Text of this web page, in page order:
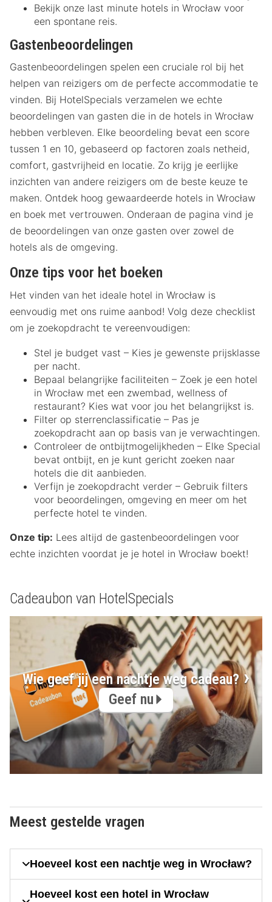
Bekijk onze last minute hotels in Wrocław voor
een spontane reis.
Gastenbeoordelingen
Gastenbeoordelingen spelen een cruciale rol bij het
helpen van reizigers om de perfecte accommodatie te
vinden. Bij HotelSpecials verzamelen we echte
beoordelingen van gasten die in de hotels in Wrocław
hebben verbleven. Elke beoordeling bevat een score
tussen 1 en 10, gebaseerd op factoren zoals netheid,
comfort, gastvrijheid en locatie. Zo krijg je eerlijke
inzichten van andere reizigers om de beste keuze te
maken. Ontdek hoog gewaardeerde hotels in Wrocław
en boek met vertrouwen. Onderaan de pagina vind je
de beoordelingen van onze gasten over zowel de
hotels als de omgeving.
Onze tips voor het boeken
Het vinden van het ideale hotel in Wrocław is
eenvoudig met ons ruime aanbod! Volg deze checklist
om je zoekopdracht te vereenvoudigen:
Stel je budget vast – Kies je gewenste prijsklasse
per nacht.
Bepaal belangrijke faciliteiten – Zoek je een hotel
in Wrocław met een zwembad, wellness of
restaurant? Kies wat voor jou het belangrijkst is.
Filter op sterrenclassificatie – Pas je
zoekopdracht aan op basis van je verwachtingen.
Controleer de ontbijtmogelijkheden – Elke Special
bevat ontbijt, en je kunt gericht zoeken naar
hotels die dit aanbieden.
Verfijn je zoekopdracht verder – Gebruik filters
voor beoordelingen, omgeving en meer om het
perfecte hotel te vinden.
Onze tip: Lees altijd de gastenbeoordelingen voor
echte inzichten voordat je je hotel in Wrocław boekt!
Cadeaubon van HotelSpecials
Wie geef jij een nachtje weg cadeau?
Geef nu
Meest gestelde vragen
Hoeveel kost een nachtje weg in Wrocław?
Hoeveel kost een hotel in Wrocław